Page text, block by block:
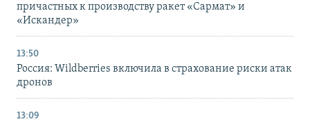
причастных к производству ракет «Сармат» и
«Искандер»
13:50
Россия: Wildberries включила в страхование риски атак
дронов
13:09